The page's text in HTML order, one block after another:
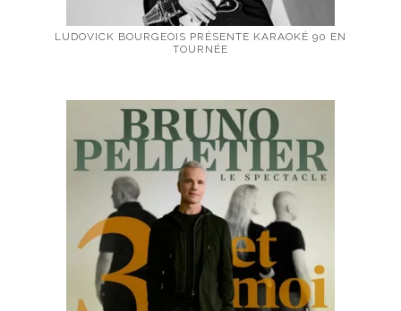
LUDOVICK BOURGEOIS PRÉSENTE KARAOKÉ 90 EN
TOURNÉE